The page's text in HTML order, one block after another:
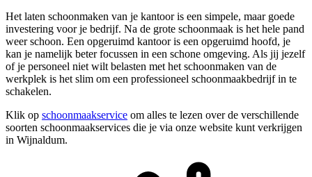
Het laten schoonmaken van je kantoor is een simpele, maar goede
investering voor je bedrijf. Na de grote schoonmaak is het hele pand
weer schoon. Een opgeruimd kantoor is een opgeruimd hoofd, je
kan je namelijk beter focussen in een schone omgeving. Als jij jezelf
of je personeel niet wilt belasten met het schoonmaken van de
werkplek is het slim om een professioneel schoonmaakbedrijf in te
schakelen.
Klik op schoonmaakservice om alles te lezen over de verschillende
soorten schoonmaakservices die je via onze website kunt verkrijgen
in Wijnaldum.